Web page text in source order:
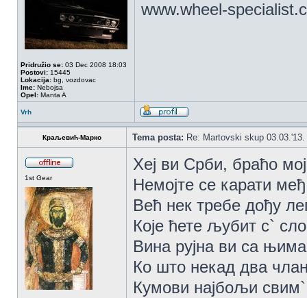
Pridružio se: 03 Dec 2008 18:03
Postovi: 15445
Lokacija: bg, vozdovac
Ime: Nebojsa
Opel: Manta A
www.wheel-
Vrh
Краљевић-Марко Tema posta: Re: Martovski skup 03.03.'13.
1st Gear
Хеј ви Срби, браћо
Немојте се карати
Већ нек требе дођу
Које ћете љубит с`
Вина рујна ви са
Ко што некад два
Кумови најбољи свим`